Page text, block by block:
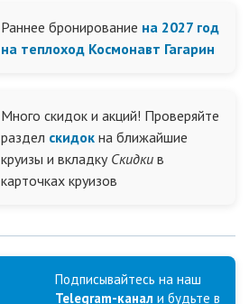
Раннее бронирование на 2027 год
на теплоход Космонавт Гагарин
Много скидок и акций! Проверяйте
раздел скидок на ближайшие
круизы и вкладку Скидки в
карточках круизов
Подписывайтесь на наш
Telegram-канал и будьте в